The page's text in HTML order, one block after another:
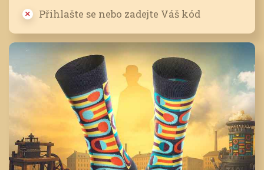
Přihlašte se nebo zadejte Váš kód